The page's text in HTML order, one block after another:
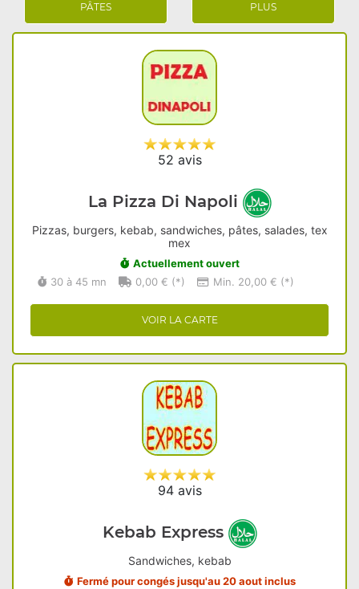
PÂTES PLUS
52 avis
La Pizza Di Napoli
Pizzas, burgers, kebab, sandwiches, pâtes, salades, tex
mex
Actuellement ouvert
30 à 45 mn
0,00 € (*) Min. 20,00 € (*)
VOIR LA CARTE
94 avis
Kebab Express
Sandwiches, kebab
Fermé pour congés jusqu'au 20 aout inclus